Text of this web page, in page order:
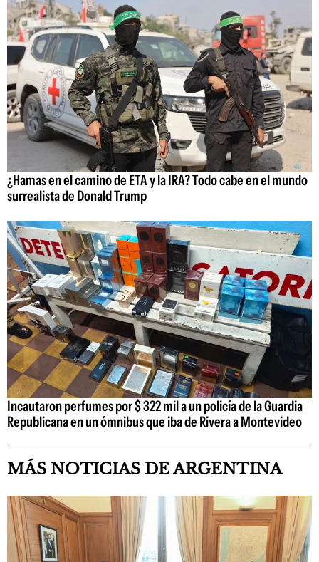
¿Hamas en el camino de ETA y la IRA? Todo cabe en el mundo
surrealista de Donald Trump
Incautaron perfumes por $ 322 mil a un policía de la Guardia
Republicana en un ómnibus que iba de Rivera a Montevideo
MÁS NOTICIAS DE ARGENTINA